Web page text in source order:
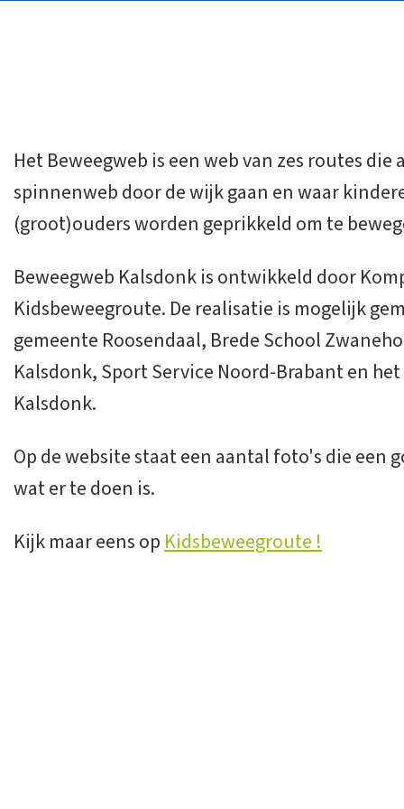
Het Beweegweb is een web van zes routes die
spinnenweb door de wijk gaan en waar
(groot)ouders worden geprikkeld om te
Beweegweb Kalsdonk is ontwikkeld door
Kidsbeweegroute. De realisatie is mogelijk
gemeente Roosendaal, Brede School
Kalsdonk, Sport Service Noord-Brabant en
Kalsdonk.
Op de website staat een aantal foto's die een
wat er te doen is.
Kijk maar eens op Kidsbeweegroute !